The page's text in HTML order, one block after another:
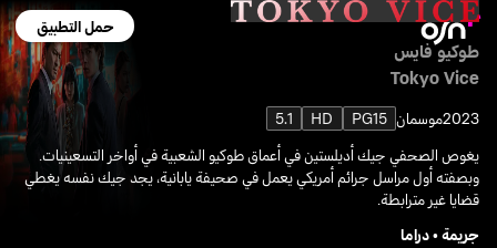
حمل التطبيق
طوكيو فايس
Tokyo Vice
2023موسمان PG15
HD
5.1
يغوص الصحفي جيك أديلستين في أعماق طوكيو الشعبية في أواخر التسعينيات.
وبصفته أول مراسل جرائم أمريكي يعمل في صحيفة يابانية، يجد جيك نفسه يغطي
قضايا غير مترابطة.
جريمة•دراما